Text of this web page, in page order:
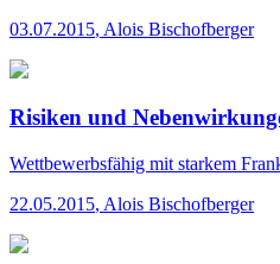
03.07.2015, Alois Bischofberger
Risiken und
Wettbewerbsfähig mit starkem
22.05.2015, Alois Bischofberger